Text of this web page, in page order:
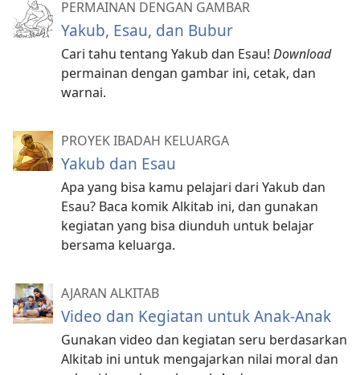
PERMAINAN DENGAN GAMBAR
Yakub, Esau, dan Bubur
Cari tahu tentang Yakub dan Esau! Download
permainan dengan gambar ini, cetak, dan
warnai.
PROYEK IBADAH KELUARGA
Yakub dan Esau
Apa yang bisa kamu pelajari dari Yakub dan
Esau? Baca komik Alkitab ini, dan gunakan
kegiatan yang bisa diunduh untuk belajar
bersama keluarga.
AJARAN ALKITAB
Video dan Kegiatan untuk Anak-Anak
Gunakan video dan kegiatan seru berdasarkan
Alkitab ini untuk mengajarkan nilai moral dan